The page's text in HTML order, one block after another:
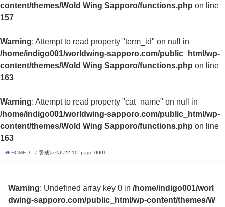
content/themes/Wold Wing Sapporo/functions.php on line
157
Warning: Attempt to read property "term_id" on null in
/home/indigo001/worldwing-sapporo.com/public_html/wp-
content/themes/Wold Wing Sapporo/functions.php on line
163
Warning: Attempt to read property "cat_name" on null in
/home/indigo001/worldwing-sapporo.com/public_html/wp-
content/themes/Wold Wing Sapporo/functions.php on line
163
HOME 警戒レベル22.10_page-0001
Warning: Undefined array key 0 in/home/indigo001/worl
dwing-sapporo.com/public_html/wp-content/themes/W